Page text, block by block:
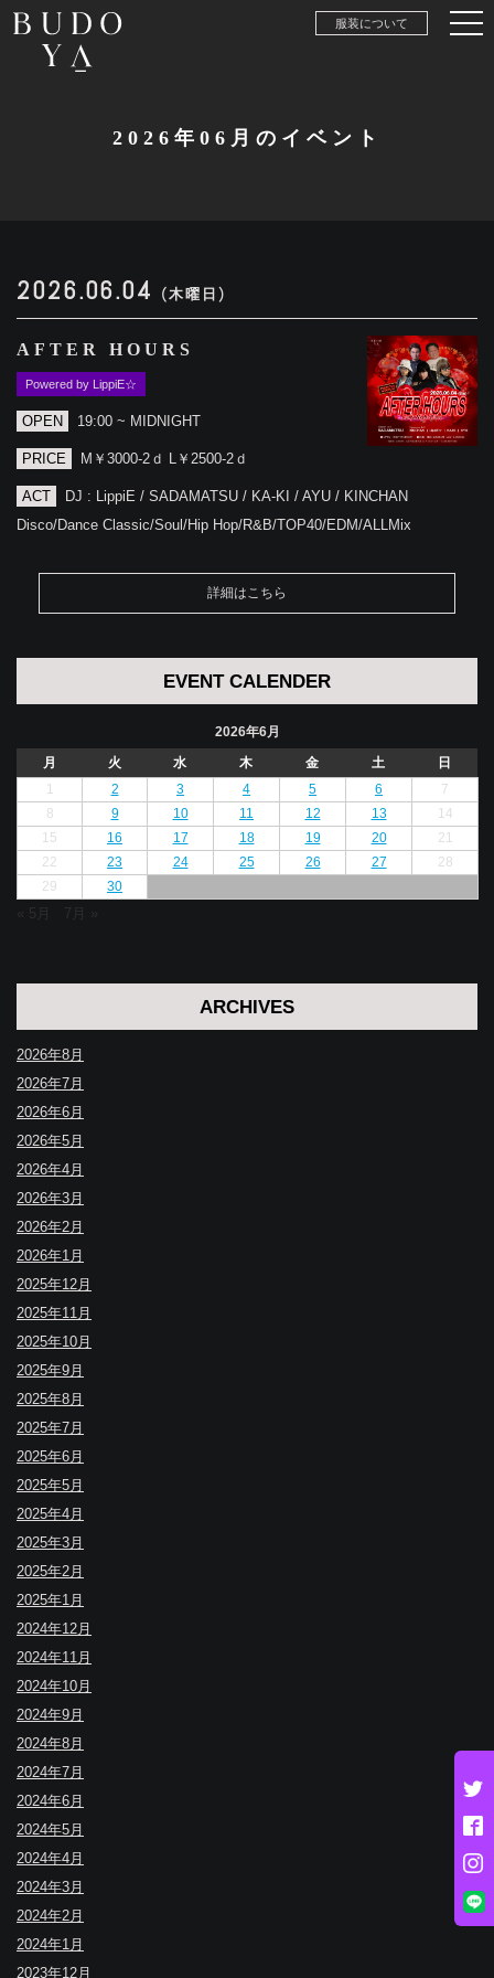
服装について
2026年06月のイベント
2026.06.04 (木曜日)
AFTER HOURS
Powered by LippiE☆
OPEN 19:00 ~ MIDNIGHT
PRICE M￥3000-2ｄ L￥2500-2ｄ
ACT
DJ : LippiE / SADAMATSU / KA-KI / AYU / KINCHAN
Disco/Dance Classic/Soul/Hip Hop/R&B/TOP40/EDM/ALLMix
詳細はこちら
EVENT CALENDER
2026年6月
月
火 水 木 金 土
日
1
2 3 4 5 6
7
8
9 10 11 12 13
14
15
16 17 18 19 20
21
22
23 24 25 26 27
28
29
30
« 5月 7月 »
ARCHIVES
2026年8月
2026年7月
2026年6月
2026年5月
2026年4月
2026年3月
2026年2月
2026年1月
2025年12月
2025年11月
2025年10月
2025年9月
2025年8月
2025年7月
2025年6月
2025年5月
2025年4月
2025年3月
2025年2月
2025年1月
2024年12月
2024年11月
2024年10月
2024年9月
2024年8月
2024年7月
2024年6月
2024年5月
2024年4月
2024年3月
2024年2月
2024年1月
2023年12月